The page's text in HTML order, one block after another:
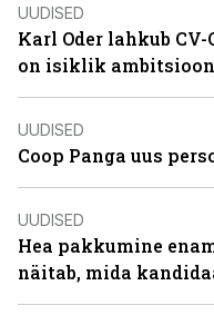
UUDISED
Karl Oder lahkub
on isiklik ambitsioon
UUDISED
Coop Panga uus
UUDISED
Hea pakkumine
näitab, mida